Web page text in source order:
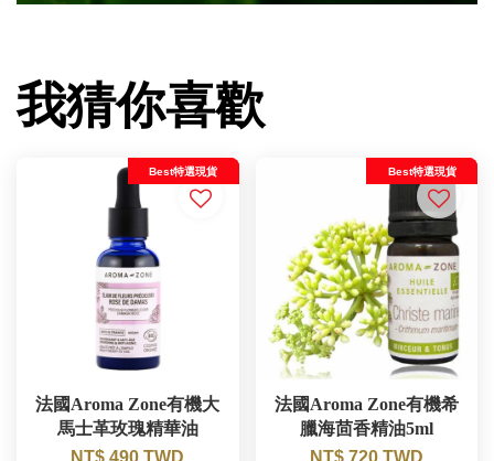
我猜你喜歡
Best特選現貨
法國Aroma Zone有機大
馬士革玫瑰精華油
Best特選現貨
法國Aroma Zone有機希
臘海茴香精油5ml